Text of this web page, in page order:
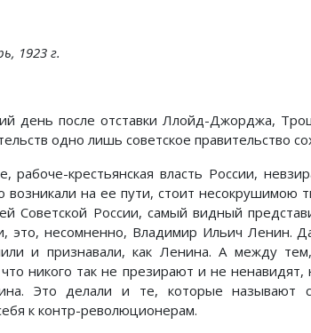
1923 г.
день после отставки Ллойд-Джорджа,
одно лишь советское правительство
рабоче-крестьянская власть России,
возникали на ее пути, стоит
Советской России, самый видный
это, несомненно, Владимир Ильич Ленин.
и признавали, как Ленина. А между
никого так не презирают и не
Это делали и те, которые называют
к контр-революционерам.